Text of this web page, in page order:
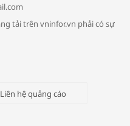
cho em
tải trên vninfor.vn phải có sự
Liên hệ quảng cáo